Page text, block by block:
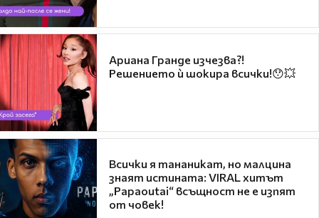
Ариана Гранде изчезва?!
Решението ѝ шокира всички!😯💥
Всички я тананикат, но малцина
знаят истината: VIRAL хитът
„Papaoutai“ всъщност не е изпят
от човек!